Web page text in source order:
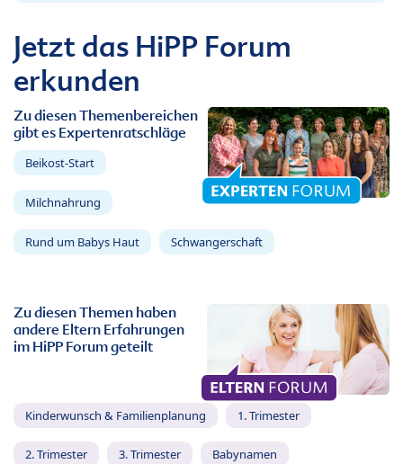
Jetzt das HiPP Forum
erkunden
Zu diesen Themenbereichen
gibt es Expertenratschläge
Beikost-Start
Milchnahrung
Rund um Babys Haut Schwangerschaft
Zu diesen Themen haben
andere Eltern Erfahrungen
im HiPP Forum geteilt
Kinderwunsch & Familienplanung 1. Trimester
2. Trimester 3. Trimester Babynamen